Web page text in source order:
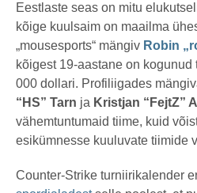
Eestlaste seas on mitu
kõige kuulsaim on maailma
„mousesports“ mängiv Robin
kõigest 19-aastane on
000 dollari. Profiliigades
“HS” Tarn ja Kristjan “FejtZ”
vähemtuntumaid tiime, kuid
esikümnesse kuuluvate tiimide
Counter-Strike turniirikalender